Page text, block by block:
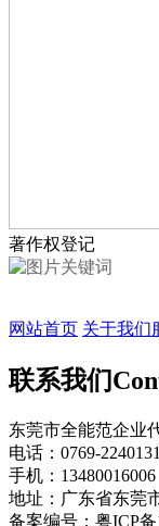
著作权登记
网站首页 关于我们
联系我们
东莞市全能范企业
电话：0769-
手机：13480016006
地址：广东省东莞
备案编号：粤ICP备